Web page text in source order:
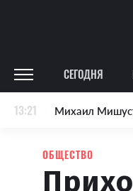
СЕГОДНЯ
13:21 Михаил
ОБЩЕСТВО